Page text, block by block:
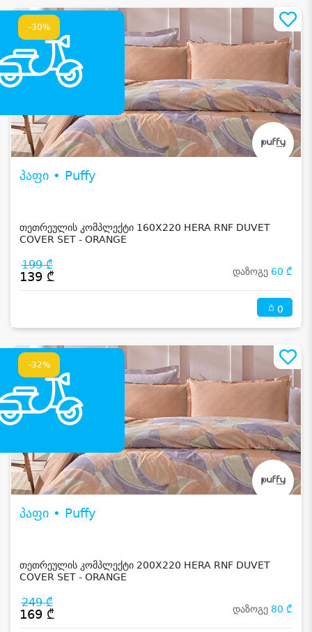
-30%
პაფი • Puffy
თეთრეულის კომპლექტი 160X220 HERA RNF DUVET
COVER SET - ORANGE
199 ₾
139 ₾ დაზოგე 60 ₾
0
-32%
პაფი • Puffy
თეთრეულის კომპლექტი 200X220 HERA RNF DUVET
COVER SET - ORANGE
249 ₾
169 ₾ დაზოგე 80 ₾